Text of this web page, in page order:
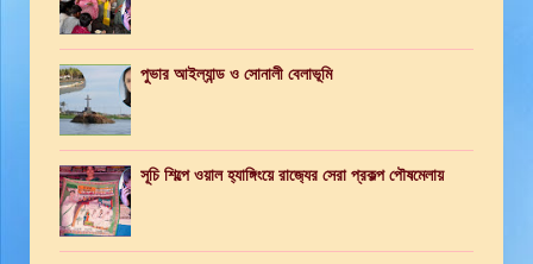
পুভার আইল্যান্ড ও সোনালী বেলাভূমি
সূচি শিল্পে ওয়াল হ‍্যাঙ্গিংয়ে রাজ‍্যের সেরা প্রকল্প পৌষমেলায়